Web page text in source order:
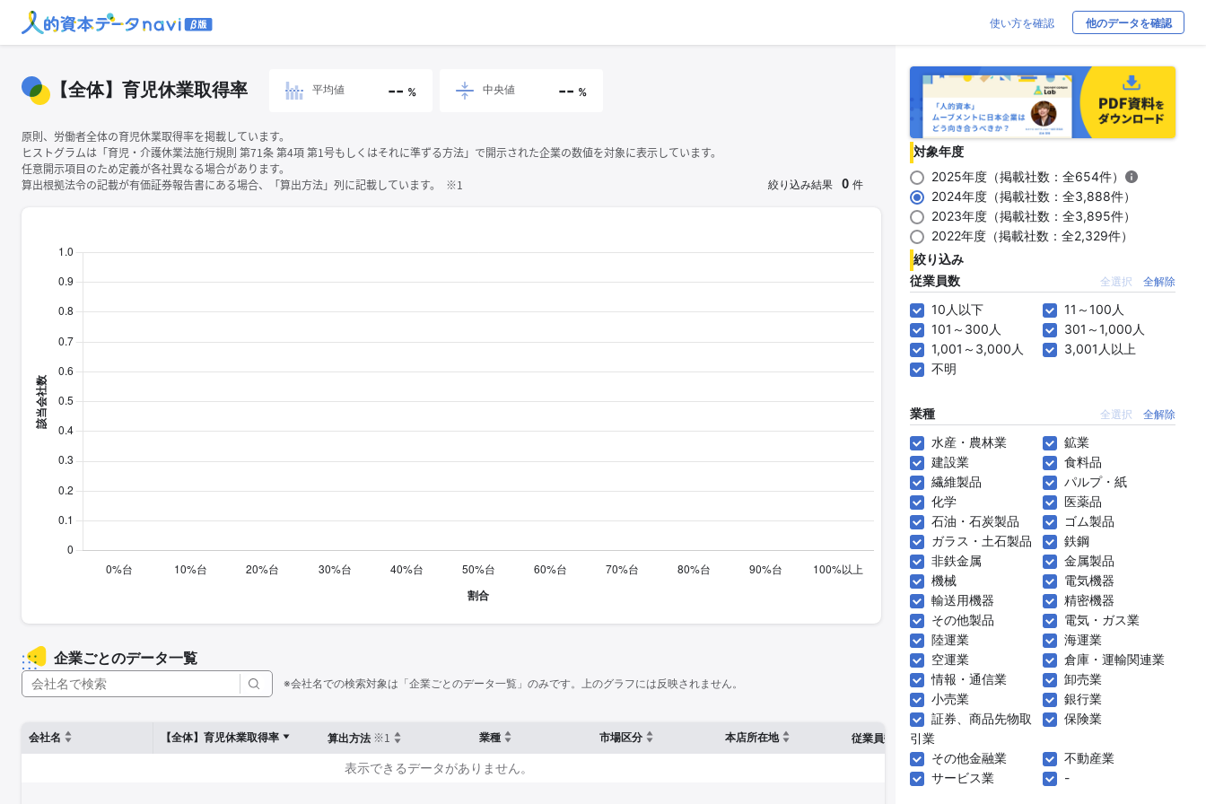
使い方を確認 他のデータを確認
【全体】育児休業取得率 平均値 -- % 中央値 -- %
原則、労働者全体の育児休業取得率を掲載しています。
ヒストグラムは「育児・介護休業法施行規則 第71条 第4項 第1号もしくはそれに準ずる方法」で開示された企業の数値を対象に表示しています。
任意開示項目のため定義が各社異なる場合があります。
算出根拠法令の記載が有価証券報告書にある場合、「算出方法」列に記載しています。 ※1
絞り込み結果 0 件
企業ごとのデータ一覧
※会社名での検索対象は「企業ごとのデータ一覧」のみです。上のグラフには反映されません。
会社名 【全体】育児休業取得率 算出方法 ※1 業種 市場区分 本店所在地 従業員数 ※1
表示できるデータがありません。
対象年度
2025年度（掲載社数：全654件）
2024年度（掲載社数：全3,888件）
2023年度（掲載社数：全3,895件）
2022年度（掲載社数：全2,329件）
絞り込み
従業員数
全選択 全解除
10人以下
11～100人
101～300人
301～1,000人
1,001～3,000人
3,001人以上
不明
業種 全選択 全解除
水産・農林業
鉱業
建設業
食料品
繊維製品
パルプ・紙
化学
医薬品
石油・石炭製品
ゴム製品
ガラス・土石製品
鉄鋼
非鉄金属
金属製品
機械
電気機器
輸送用機器
精密機器
その他製品
電気・ガス業
陸運業
海運業
空運業
倉庫・運輸関連業
情報・通信業
卸売業
小売業
銀行業
証券、商品先物取
引業
保険業
その他金融業
不動産業
サービス業
-